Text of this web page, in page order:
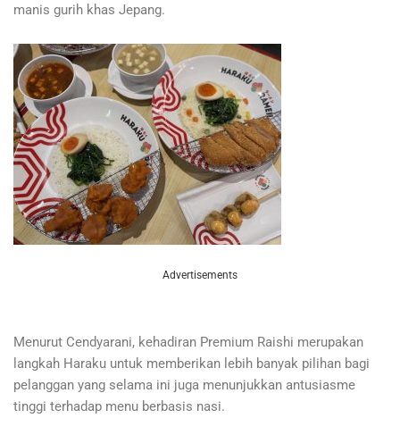
manis gurih khas Jepang.
Advertisements
Menurut Cendyarani, kehadiran Premium Raishi merupakan
langkah Haraku untuk memberikan lebih banyak pilihan bagi
pelanggan yang selama ini juga menunjukkan antusiasme
tinggi terhadap menu berbasis nasi.